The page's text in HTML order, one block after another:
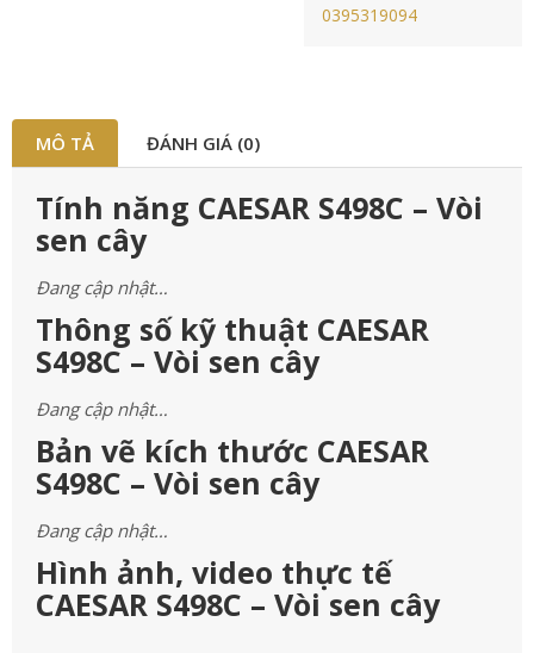
0395319094
MÔ TẢ ĐÁNH GIÁ (0)
Tính năng CAESAR S498C – Vòi
sen cây
Đang cập nhật…
Thông số kỹ thuật CAESAR
S498C – Vòi sen cây
Đang cập nhật…
Bản vẽ kích thước CAESAR
S498C – Vòi sen cây
Đang cập nhật…
Hình ảnh, video thực tế
CAESAR S498C – Vòi sen cây